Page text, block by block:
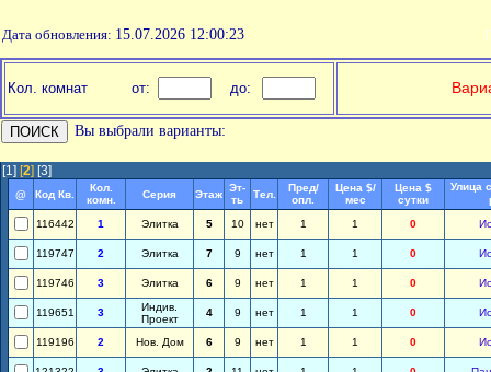
Дата обновления: 15.07.2026 12:00:23
Кол. комнат от: до:
Вы выбрали варианты:
[1] [2] [3]
@ Код Кв.
Кол.
комн.
Серия Этаж
Эт-
ть
Тел.
Пред/
опл.
Цена $/
мес
Цена $
сутки
Улица
116442
1 Элитка 5 10 нет 1 1 0
119747 2 Элитка 7 9 нет 1 1 0
119746 3 Элитка 6 9 нет 1 1 0
119651 3
Индив.
Проект
4 9 нет 1 1 0
119196 2 Нов. Дом 6 9 нет 1 1 0